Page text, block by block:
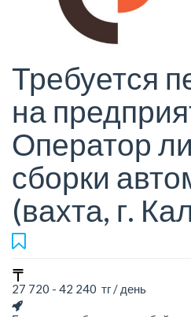
Требуется
на
Оператор
сборки
(вахта, г.
27 720 - 42 240 тг / день